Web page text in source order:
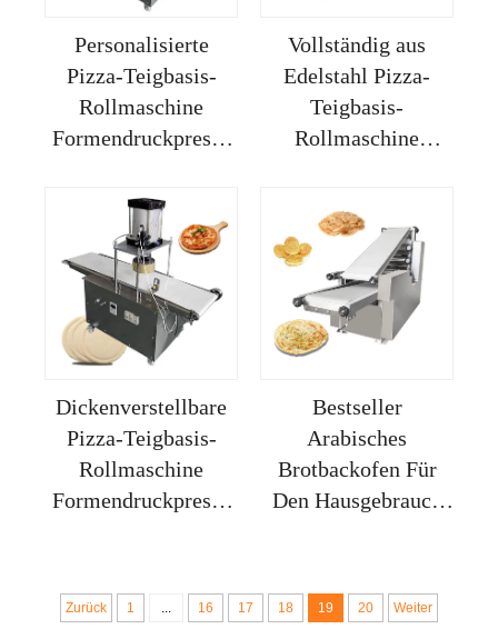
Personalisierte
Pizza-Teigbasis-
Rollmaschine
Formendruckpresse
spiralförmige Pizza-
Brotmehlteigmischer-
Maschine
Vollständig aus
Edelstahl Pizza-
Teigbasis-
Rollmaschine
spiralförmige Pizza-
Brotmehlteigmischer-
Maschine
Dickenverstellbare
Pizza-Teigbasis-
Rollmaschine
Formendruckpresse
Brotmehlteigmischer-
Maschine
Bestseller
Arabisches
Brotbackofen Für
Den Hausgebrauch
Verpackung Naan
Vollständige
Zurück 1 ... 16 17 18 19 20 Weiter